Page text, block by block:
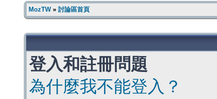
MozTW» 討論區首頁
登入和註冊問題
為什麼我不能登入？